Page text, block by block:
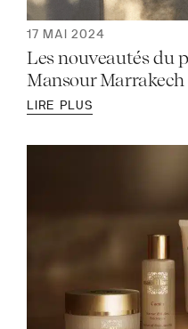
17 MAI 2024
Les nouveautés du
Mansour Marrakech
LIRE PLUS